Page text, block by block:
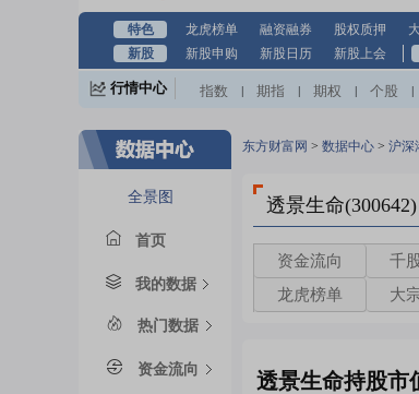
特色 龙虎榜单 融资融券 股权质押
新股
新股申购 新股日历 新股上会
行情中心 指数 期指 期权 个股
全景图
首页
我的数据
热门数据
资金流向
东方财富网 > 数据中心 > 沪深
透景生命(300642)
资金流向 千
龙虎榜单
大
透景生命持股市